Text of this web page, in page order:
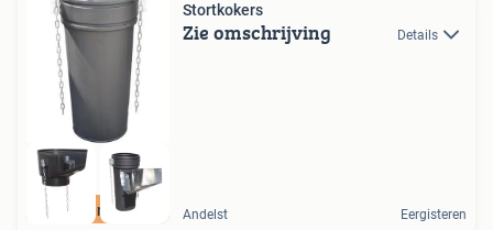
Stortkokers
Zie omschrijving Details
Andelst Eergisteren